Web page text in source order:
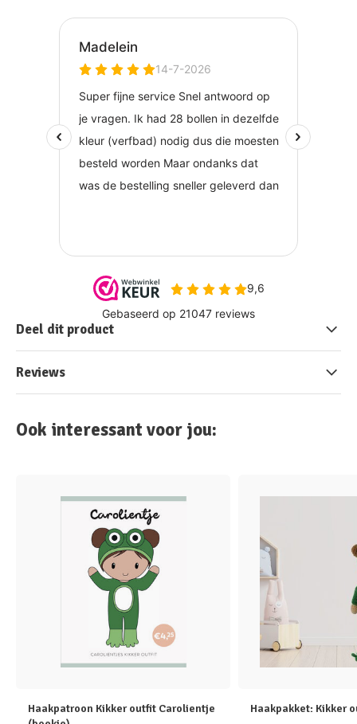
Deel dit product
Reviews
Ook interessant voor jou:
Haakpatroon Kikker outfit Carolientje
Haakpakket: Kikker